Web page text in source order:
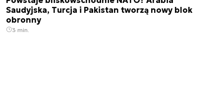
Saudyjska, Turcja i Pakistan tworzą nowy blok
obronny
3 min.